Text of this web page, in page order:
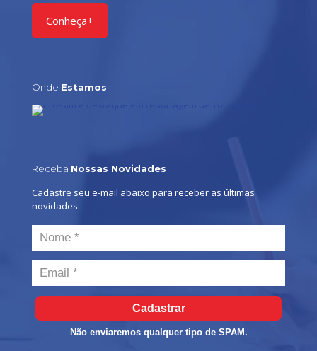
Conheça+
Onde Estamos
Receba Nossas Novidades
Cadastre seu e-mail abaixo para receber as últimas
novidades.
Cadastrar
Não enviaremos qualquer tipo de SPAM.